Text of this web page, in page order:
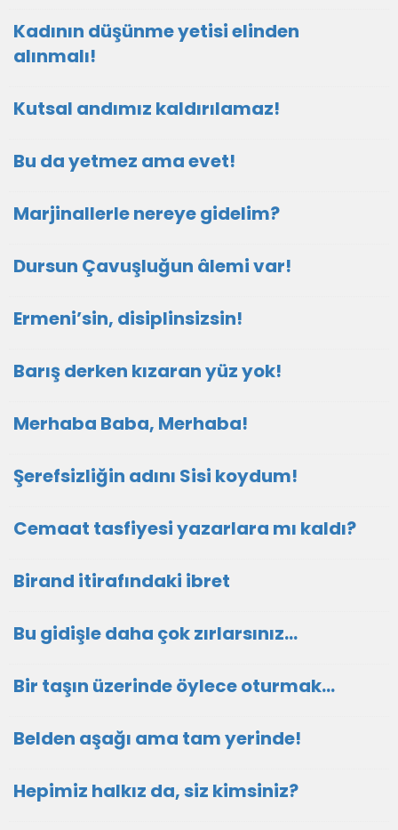
Kadının düşünme yetisi elinden
alınmalı!
Kutsal andımız kaldırılamaz!
Bu da yetmez ama evet!
Marjinallerle nereye gidelim?
Dursun Çavuşluğun âlemi var!
Ermeni’sin, disiplinsizsin!
Barış derken kızaran yüz yok!
Merhaba Baba, Merhaba!
Şerefsizliğin adını Sisi koydum!
Cemaat tasfiyesi yazarlara mı kaldı?
Birand itirafındaki ibret
Bu gidişle daha çok zırlarsınız…
Bir taşın üzerinde öylece oturmak…
Belden aşağı ama tam yerinde!
Hepimiz halkız da, siz kimsiniz?